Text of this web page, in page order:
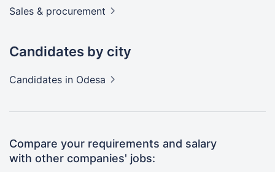
Sales & procurement
Candidates by city
Candidates in Odesa
Compare your requirements and salary
with other companies' jobs: